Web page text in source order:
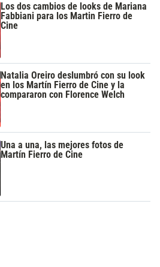
Los dos cambios de looks de Mariana
Fabbiani para los Martin Fierro de
Cine
Natalia Oreiro deslumbró con su look
en los Martín Fierro de Cine y la
compararon con Florence Welch
Una a una, las mejores fotos de
Martín Fierro de Cine